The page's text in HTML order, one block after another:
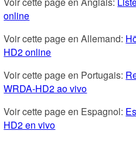
online
Voir cette page en Allemand:
HD2 online
Voir cette page en Portugais:
WRDA-HD2 ao vivo
Voir cette page en Espagnol:
HD2 en vivo